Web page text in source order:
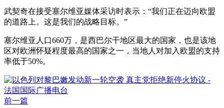
武契奇在接受塞尔维亚媒体采访时表示：“我们正在迈向欧盟
的道路上。这是我们的战略目标。”
塞尔维亚人口660万，是西巴尔干地区最大的国家，也是该地
区对欧洲怀疑程度最高的国家之一，当地人对加入欧盟的支持
率低于50%。
前一篇